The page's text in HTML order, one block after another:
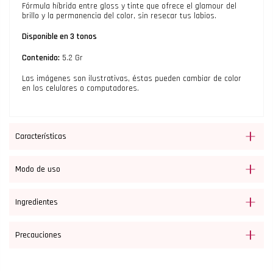
Fórmula híbrida entre gloss y tinte que ofrece el glamour del
brillo y la permanencia del color, sin resecar tus labios.
Disponible en 3 tonos
Contenido: 5.2 Gr
Las imágenes son ilustrativas, éstas pueden cambiar de color
en los celulares o computadores.
Características
Modo de uso
Ingredientes
Precauciones